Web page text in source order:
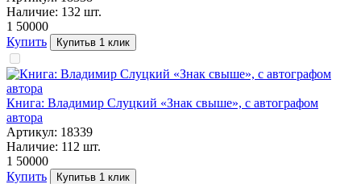
Наличие: 132 шт.
1 50000
Купить
Купитьв 1 клик
Книга: Владимир Слуцкий «Знак свыше», с автографом
автора
Артикул: 18339
Наличие: 112 шт.
1 50000
Купить
Купитьв 1 клик